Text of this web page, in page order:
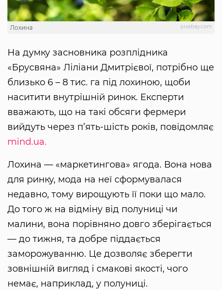
pixabay.com
Лохина
На думку засновника розплідника
«Брусвяна» Ліліани Дмитрієвої, потрібно ще
близько 6 – 8 тис. га під лохиною, щоби
наситити внутрішній ринок. Експерти
вважають, що на такі обсяги фермери
вийдуть через п’ять-шість років, повідомляє
mind.ua.
Лохина — «маркетингова» ягода. Вона нова
для ринку, мода на неї сформувалася
недавно, тому вирощують її поки що мало.
До того ж на відміну від полуниці чи
малини, вона порівняно довго зберігається
— до тижня, та добре піддається
заморожуванню. Це дозволяє зберегти
зовнішній вигляд і смакові якості, чого
немає, наприклад, у полуниці.